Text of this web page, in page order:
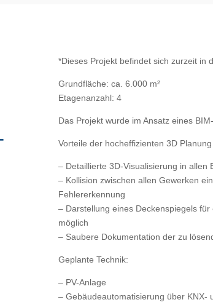
*Dieses Projekt befindet sich zurzeit in
Grundfläche: ca. 6.000 m²
Etagenanzahl: 4
Das Projekt wurde im Ansatz eines
Vorteile der hocheffizienten 3D
– Detaillierte 3D-Visualisierung in allen
– Kollision zwischen allen Gewerken
Fehlererkennung
– Darstellung eines Deckenspiegels
möglich
– Saubere Dokumentation der zu
Geplante Technik:
– PV-Anlage
– Gebäudeautomatisierung über KNX-